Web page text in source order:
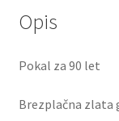
Opis
Pokal za 90 let
Brezplačna zlata